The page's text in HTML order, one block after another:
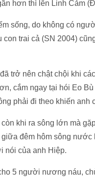
hơn thì lên Linh Cảm
sống, do không có
con trai cả (SN 2004)
trở nên chật chội khi
cắm ngay tại hói Eo
phải đi theo khiến anh
khi ra sông lớn mà
đêm hôm sông
nói của anh Hiệp.
5 người nương náu,